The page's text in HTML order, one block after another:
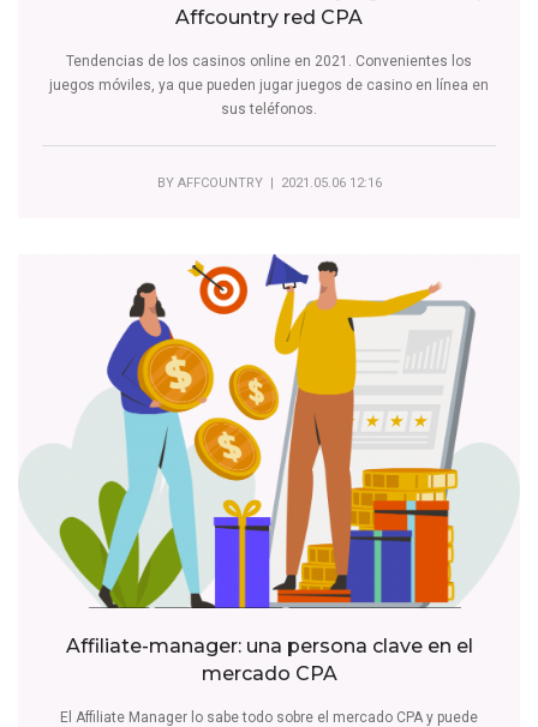
Affcountry red CPA
Tendencias de los casinos online en 2021. Convenientes los
juegos móviles, ya que pueden jugar juegos de casino en línea en
sus teléfonos.
BY AFFCOUNTRY| 2021.05.06 12:16
Affiliate-manager: una persona clave en el
mercado CPA
El Affiliate Manager lo sabe todo sobre el mercado CPA y puede